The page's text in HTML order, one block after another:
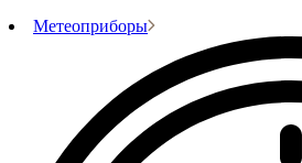
Метеоприборы